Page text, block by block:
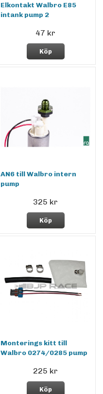
Elkontakt Walbro E85
intank pump 2
47 kr
Köp
AN6 till Walbro intern
pump
325 kr
Köp
Monterings kitt till
Walbro 0274/0285 pump
225 kr
Köp